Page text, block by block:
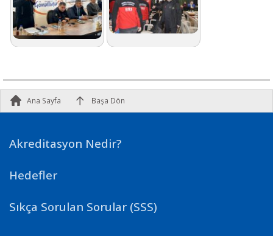
Ana Sayfa Başa Dön
Akreditasyon Nedir?
Hedefler
Sıkça Sorulan Sorular (SSS)